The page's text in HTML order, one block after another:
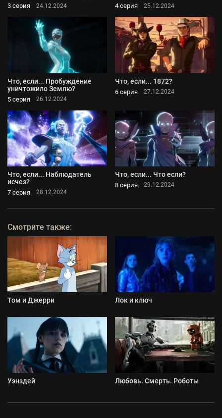
3 серия 24.12.2024 4 серия 25.12.2024
Что, если... Пробуждение
уничтожило Землю?
5 серия 26.12.2024
Что, если... 1872?
6 серия 27.12.2024
Что, если... Наблюдатель
исчез?
7 серия 28.12.2024
Что, если... Что если?
8 серия 29.12.2024
Смотрите также:
Том и Джерри Лок и ключ
Уэнздей Любовь. Смерть. Роботы